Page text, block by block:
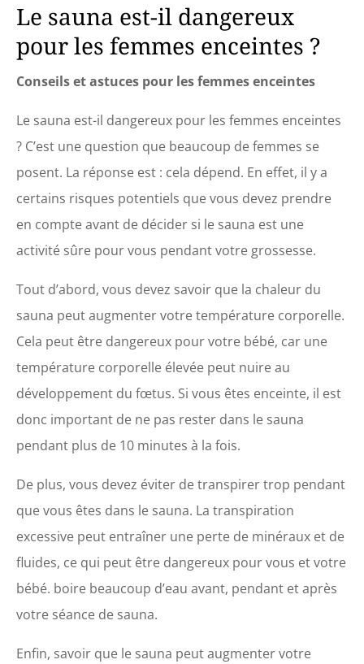
Le sauna est-il dangereux
pour les femmes enceintes ?
Conseils et astuces pour les femmes enceintes
Le sauna est-il dangereux pour les femmes enceintes
? C’est une question que beaucoup de femmes se
posent. La réponse est : cela dépend. En effet, il y a
certains risques potentiels que vous devez prendre
en compte avant de décider si le sauna est une
activité sûre pour vous pendant votre grossesse.
Tout d’abord, vous devez savoir que la chaleur du
sauna peut augmenter votre température corporelle.
Cela peut être dangereux pour votre bébé, car une
température corporelle élevée peut nuire au
développement du fœtus. Si vous êtes enceinte, il est
donc important de ne pas rester dans le sauna
pendant plus de 10 minutes à la fois.
De plus, vous devez éviter de transpirer trop pendant
que vous êtes dans le sauna. La transpiration
excessive peut entraîner une perte de minéraux et de
fluides, ce qui peut être dangereux pour vous et votre
bébé. boire beaucoup d’eau avant, pendant et après
votre séance de sauna.
Enfin, savoir que le sauna peut augmenter votre